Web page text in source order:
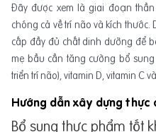
Đây được xem là giai đoạn
chóng cả về trí não và kích
cấp đầy đủ chất dinh dưỡng để
mẹ bầu cần tăng cường bổ
triển trí não), vitamin D, vitamin C
Hướng dẫn xây dựng thực
Bổ sung thực phẩm tốt